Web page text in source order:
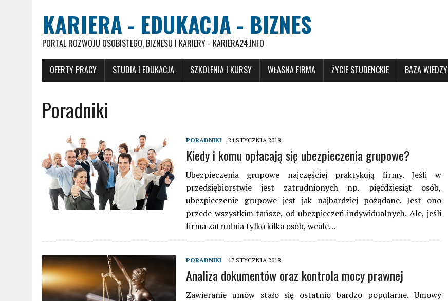
KARIERA - EDUKACJA - BIZNES
PORTAL ROZWOJU OSOBISTEGO, BIZNESU I KARIERY - KARIERA24.INFO
OFERTY PRACY STUDIA I EDUKACJA SZKOLENIA I KURSY WŁASNA FIRMA ŻYCIE STUDENCKIE BAZA WIEDZY
Poradniki
PORADNIKI 24 STYCZNIA 2018
Kiedy i komu opłacają się ubezpieczenia grupowe?
Ubezpieczenia grupowe najczęściej praktykują firmy. Jeśli w
przedsiębiorstwie jest zatrudnionych np. pięćdziesiąt osób,
ubezpieczenie grupowe jest jak najbardziej pożądane. Jest ono
przede wszystkim tańsze, od ubezpieczeń indywidualnych. Ale, jeśli
firma zatrudnia tylko kilka osób, wcale…
PORADNIKI 17 STYCZNIA 2018
Analiza dokumentów oraz kontrola mocy prawnej
Zawieranie umów stało się ostatnio bardzo popularne. Umowy